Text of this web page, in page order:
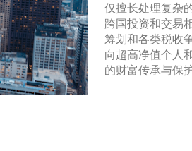
仅擅长处理复杂
跨国投资和交易
筹划和各类税收
向超高净值个人
的财富传承与保